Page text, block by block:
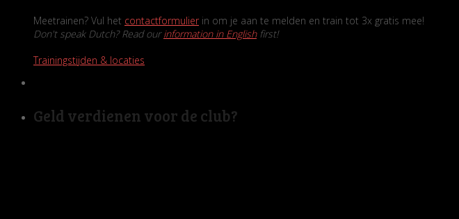
Meetrainen? Vul het contactformulierin om je aan te melden en train tot 3x gratis mee!
Don't speak Dutch? Read ourinformation in Englishfirst!
Trainingstijden & locaties
Geld verdienen voor de club?